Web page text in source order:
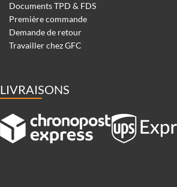
Documents TPD & FDS
Première commande
Demande de retour
Travailler chez GFC
LIVRAISONS